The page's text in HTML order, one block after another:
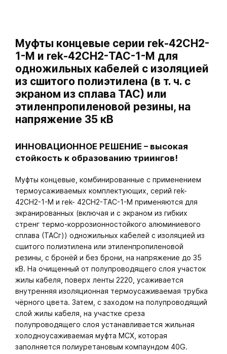
Муфты концевые серии rek-42СH2-
1-М и rek-42СH2-ТАС-1-М для
одножильных кабелей с изоляцией
из сшитого полиэтилена (в т. ч. с
экраном из сплава ТАС) или
этиленпропиленовой резины, на
напряжение 35 кВ
ИННОВАЦИОННОЕ РЕШЕНИЕ – высокая
стойкость к образованию триингов!
Муфты концевые, комбинированные с применением
термоусаживаемых комплектующих, серий rek-
42СH2-1-М и rek- 42СH2-ТАС-1-М применяются для
экранированных (включая и с экраном из гибких
стренг термо-коррозионностойкого алюминиевого
сплава (ТАСг)) одножильных кабелей с изоляцией из
сшитого полиэтилена или этиленпропиленовой
резины, с бронёй и без брони, на напряжение до 35
кВ. На очищенный от полупроводящего слоя участок
жилы кабеля, поверх ленты 2220, усаживается
внутренняя изоляционная термоусаживаемая трубка
чёрного цвета. Затем, с заходом на полупроводящий
слой жилы кабеля, на участке среза
полупроводящего слоя устанавливается жильная
холодноусаживаемая муфта МСХ, которая
заполняется полиуретановым компаундом 40G.